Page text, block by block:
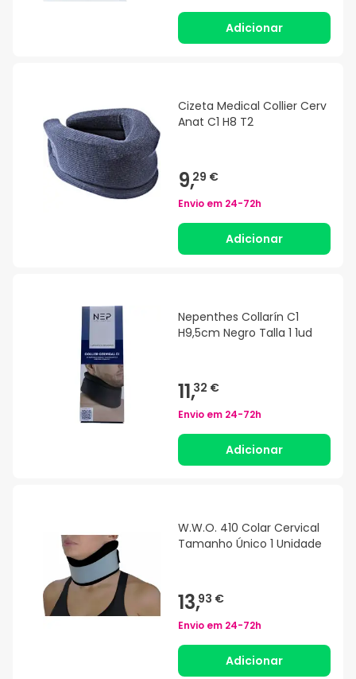
Adicionar
Cizeta Medical Collier Cerv
Anat C1 H8 T2
9,29 €
Envio em 24-72h
Adicionar
Nepenthes Collarín C1
H9,5cm Negro Talla 1 1ud
11,32 €
Envio em 24-72h
Adicionar
W.W.O. 410 Colar Cervical
Tamanho Único 1 Unidade
13,93 €
Envio em 24-72h
Adicionar